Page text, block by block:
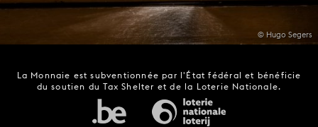
© Hugo Segers
La Monnaie est subventionnée par l'État fédéral et bénéficie
du soutien du Tax Shelter et de la Loterie Nationale.